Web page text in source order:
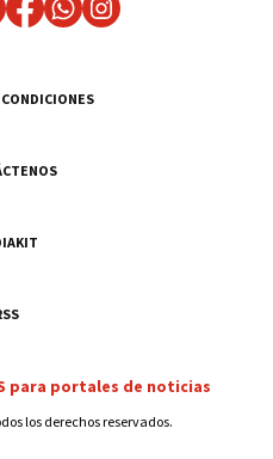
para portales de noticias
los derechos reservados.